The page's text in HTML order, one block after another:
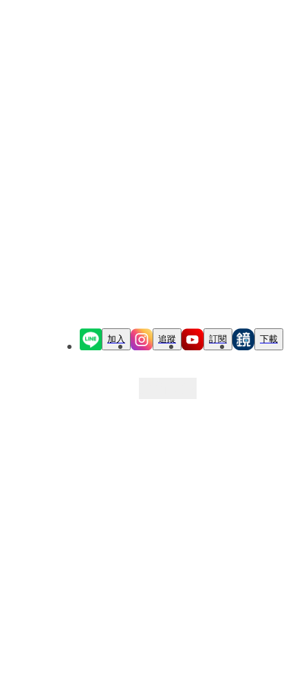
加入 追蹤 訂閱 下載